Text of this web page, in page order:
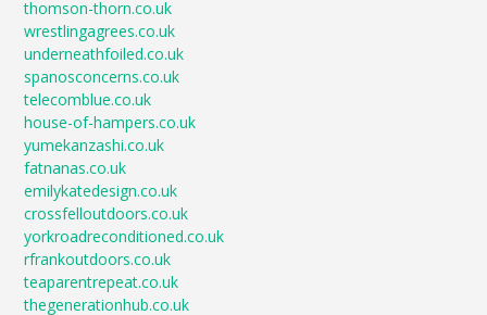
thomson-thorn.co.uk
wrestlingagrees.co.uk
underneathfoiled.co.uk
spanosconcerns.co.uk
telecomblue.co.uk
house-of-hampers.co.uk
yumekanzashi.co.uk
fatnanas.co.uk
emilykatedesign.co.uk
crossfelloutdoors.co.uk
yorkroadreconditioned.co.uk
rfrankoutdoors.co.uk
teaparentrepeat.co.uk
thegenerationhub.co.uk